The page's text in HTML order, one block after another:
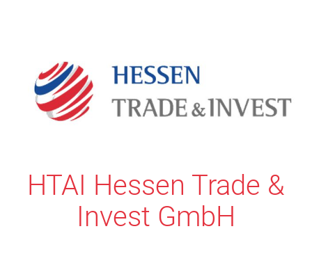
HTAI Hessen Trade &
Invest GmbH